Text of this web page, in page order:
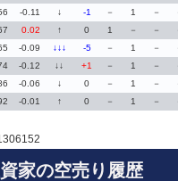
-0.11 ↓ -1 － 1 －
0.02 ↑ 0 1 － －
-0.09 ↓↓↓ -5 － 1 －
-0.12 ↓↓ +1 － 1 －
-0.06 ↓ 0 － 1 －
-0.01 ↑ 0 － 1 －
家の空売り履歴